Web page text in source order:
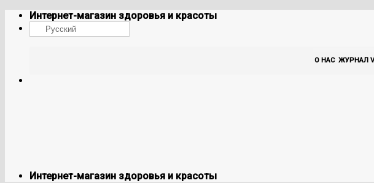
Skip
content
Интернет-магазин здоровья и красоты
Русский
О НАС ЖУРНАЛ
Интернет-магазин здоровья и красоты